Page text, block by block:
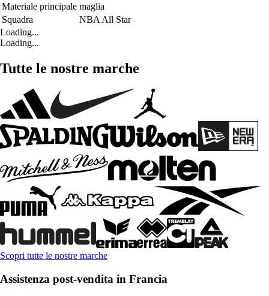
Materiale principale maglia
Squadra
NBA All Star
Loading...
Loading...
Tutte le nostre marche
Scopri tutte le nostre marche
Assistenza post-vendita in Francia